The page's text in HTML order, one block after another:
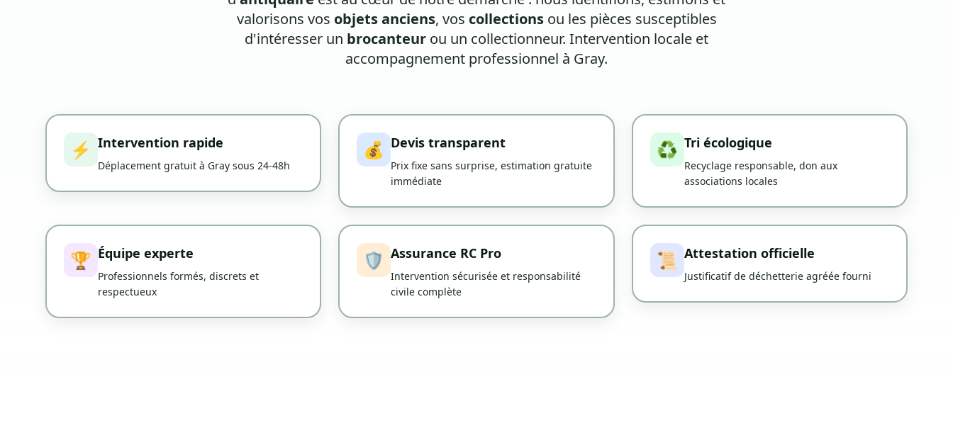
valorisons vos objets anciens, vos collectionsou les pièces susceptibles
d'intéresser un brocanteur ou un collectionneur. Intervention locale et
accompagnement professionnel à Gray.
⚡ Intervention rapide
Déplacement gratuit à Gray sous 24-48h
💰 Devis transparent
Prix fixe sans surprise, estimation gratuite
immédiate
♻️ Tri écologique
Recyclage responsable, don aux
associations locales
🏆 Équipe experte
Professionnels formés, discrets et
respectueux
🛡️ Assurance RC Pro
Intervention sécurisée et responsabilité
civile complète
📜 Attestation officielle
Justificatif de déchetterie agréée fourni